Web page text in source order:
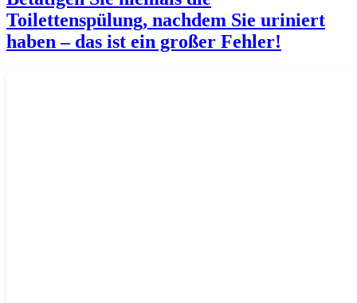
Toilettenspülung, nachdem Sie uriniert
haben – das ist ein großer Fehler!